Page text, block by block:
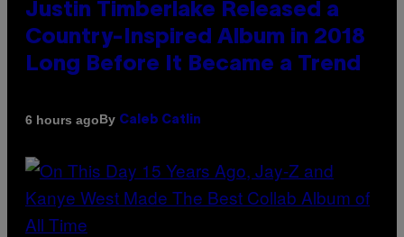
Justin Timberlake Released a
Country-Inspired Album in 2018
Long Before It Became a Trend
6 hours agoBy Caleb Catlin